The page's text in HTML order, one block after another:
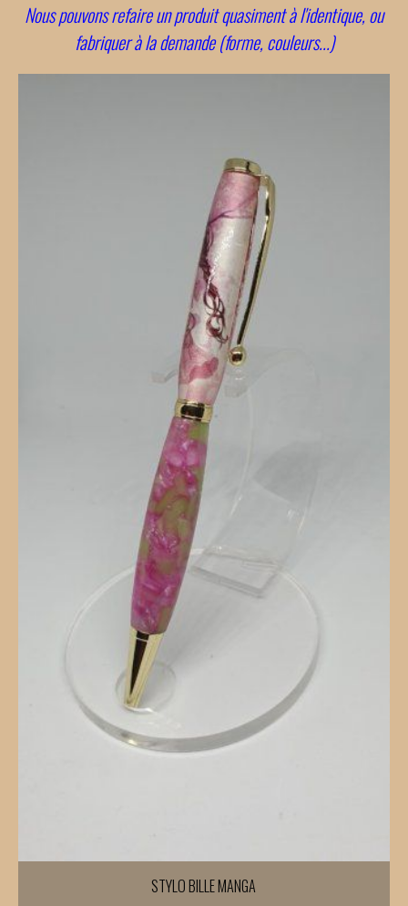
Nous pouvons refaire un produit quasiment à l'identique, ou
fabriquer à la demande (forme, couleurs...)
STYLO BILLE MANGA